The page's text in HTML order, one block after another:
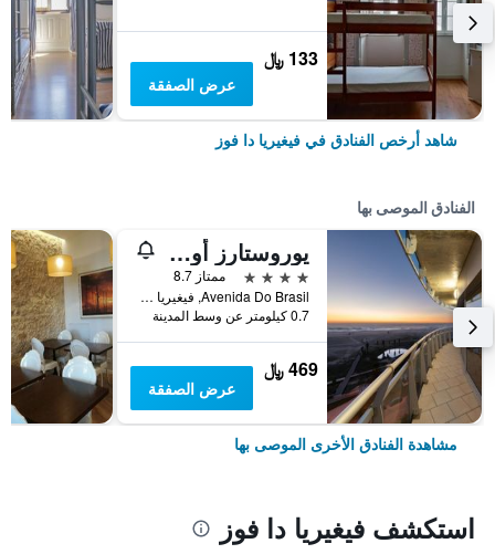
133 ﷼
عرض الصفقة
شاهد أرخص الفنادق في فيغيريا دا فوز
الفنادق الموصى بها
يوروستارز أوسيز بلازا هوتل
4 نجوم
ممتاز 8.7
Avenida Do Brasil, فيغيريا دا فوز, محافظة كويمبرا, البرتغال
0.7 كيلومتر عن وسط المدينة
469 ﷼
عرض الصفقة
مشاهدة الفنادق الأخرى الموصى بها
استكشف فيغيريا دا فوز